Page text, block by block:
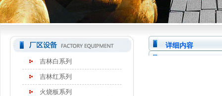
吉林白系列
吉林红系列
火烧板系列
详细内容